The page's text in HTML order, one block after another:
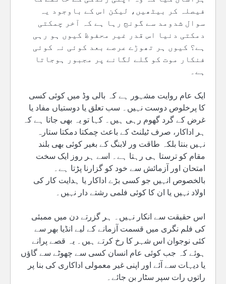
فیصلہ کر بیٹھیں، لیکن اس کے باوجود یہ
سوال شدومد سے گونج رہا ہے کہ آخر چمکتی
دمکتی دنیا اس قدر غیر محفوظ کیوں ہو رہی
ہے؟ کیوں ہر تھوڑے عرصے بعد کوئی نہ کوئی
فنکار موت کو گلے لگانے پر مجبور ہوجاتا
ہے۔
ایک عام روایت مشہور ہے کہ بالی وڈ میں کوئی کسی
کا پرخلوص دوست نہیں۔ سب تعلق یا دوستیاں مفاد یا
غرض کے گرد گھوم رہی ہیں۔ کہا تو یہ بھی جاتا ہے کہ
ہر اداکار، صرف ٹیلنٹ کے باعث چمکتا دمکتا ستارہ
نہیں بنتا بلکہ طاقت ور لابنگ کے بغیر کوئی بھی بلند
مقام کو ترستا ہی رہتا ہے۔ اسے ہر روز ایک سخت
امتحان اور آزمائش سے خود کو گزارنا پڑتا ہے۔
بالخصوص انہیں جو کسی بڑے اداکار یا ہدایت کار کی
اولاد نہیں یا ان کا کوئی فلمی رشتے دار نہیں۔
اس حقیقت سے انکار نہیں۔ ہر گزرتے دن میں ممبئی
کی فلم نگری میں قسمت آزمانے کے لیے انڈیا بھر سے
کئی نوجوان اس شہر کا رخ کرتے ہیں۔ یہ قصے پرانے
ہوئے کہ جب کوئی عام انسان کسی سے چھوٹے سے گاؤں
یا دیہات سے آئے اور اپنی غیر معمولی اداکاری کی بنا پر
راتوں رات سپر سٹار بن جائے۔